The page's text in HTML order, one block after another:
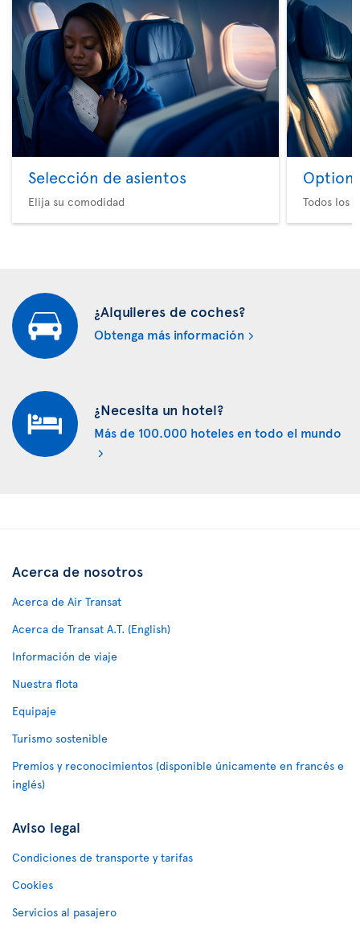
Selección de asientos
Elija su comodidad
Option
Todos los
¿Alquileres de coches?
Obtenga más información
¿Necesita un hotel?
Más de 100.000 hoteles en todo el mundo
Acerca de nosotros
Acerca de Air Transat
Acerca de Transat A.T. (English)
Información de viaje
Nuestra flota
Equipaje
Turismo sostenible
Premios y reconocimientos (disponible únicamente en francés e
inglés)
Aviso legal
Condiciones de transporte y tarifas
Cookies
Servicios al pasajero